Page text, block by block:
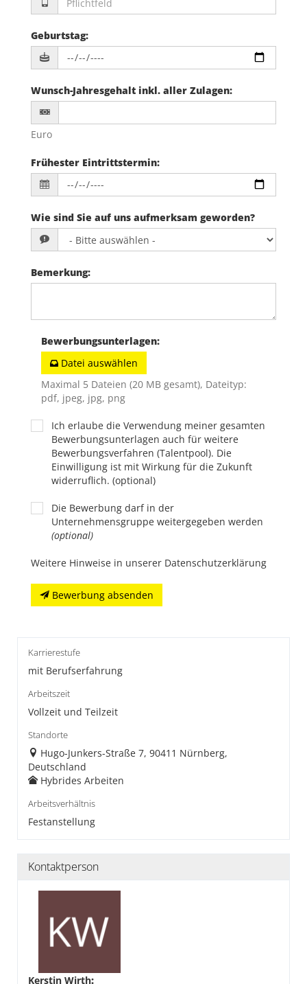
Geburtstag:
Wunsch-Jahresgehalt inkl. aller Zulagen:
Euro
Frühester Eintrittstermin:
Wie sind Sie auf uns aufmerksam geworden?
Bemerkung:
Bewerbungsunterlagen:
Datei auswählen
Maximal 5 Dateien (20 MB gesamt), Dateityp:
pdf, jpeg, jpg, png
Ich erlaube die Verwendung meiner gesamten
Bewerbungsunterlagen auch für weitere
Bewerbungsverfahren (Talentpool). Die
Einwilligung ist mit Wirkung für die Zukunft
widerruflich. (optional)
Die Bewerbung darf in der
Unternehmensgruppe weitergegeben werden
(optional)
Weitere Hinweise in unserer Datenschutzerklärung
Bewerbung absenden
Karrierestufe
mit Berufserfahrung
Arbeitszeit
Vollzeit und Teilzeit
Standorte
Hugo-Junkers-Straße 7, 90411 Nürnberg,
Deutschland
Hybrides Arbeiten
Arbeitsverhältnis
Festanstellung
Kontaktperson
Kerstin Wirth: